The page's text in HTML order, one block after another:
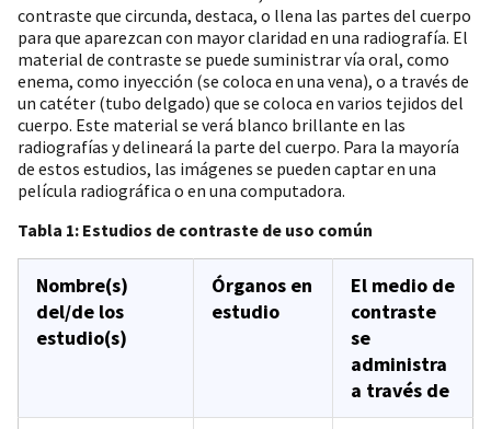
contraste que circunda, destaca, o llena las partes del cuerpo
para que aparezcan con mayor claridad en una radiografía. El
material de contraste se puede suministrar vía oral, como
enema, como inyección (se coloca en una vena), o a través de
un catéter (tubo delgado) que se coloca en varios tejidos del
cuerpo. Este material se verá blanco brillante en las
radiografías y delineará la parte del cuerpo. Para la mayoría
de estos estudios, las imágenes se pueden captar en una
película radiográfica o en una computadora.
Tabla 1: Estudios de contraste de uso común
Nombre(s)
del/de los
estudio(s)
Órganos en
estudio
El medio de
contraste
se
administra
a través de